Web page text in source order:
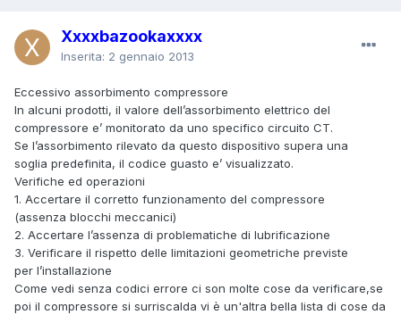
Xxxxbazookaxxxx
Inserita: 2 gennaio 2013
Eccessivo assorbimento compressore
In alcuni prodotti, il valore dell’assorbimento elettrico del
compressore e’ monitorato da uno specifico circuito CT.
Se l’assorbimento rilevato da questo dispositivo supera una
soglia predefinita, il codice guasto e’ visualizzato.
Verifiche ed operazioni
1. Accertare il corretto funzionamento del compressore
(assenza blocchi meccanici)
2. Accertare l’assenza di problematiche di lubrificazione
3. Verificare il rispetto delle limitazioni geometriche previste
per l’installazione
Come vedi senza codici errore ci son molte cose da verificare,se
poi il compressore si surriscalda vi è un'altra bella lista di cose da